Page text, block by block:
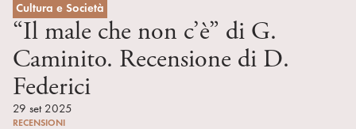
Cultura e Società
“Il male che non c’è” di G.
Caminito. Recensione di D.
Federici
29 set 2025
RECENSIONI